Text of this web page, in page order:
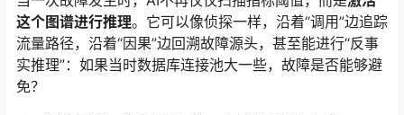
这个图谱进行推理。它可以像侦探一样，沿着“调用”边追踪
流量路径，沿着“因果”边回溯故障源头，甚至能进行“反事
实推理”：如果当时数据库连接池大一些，故障是否能够避
免？